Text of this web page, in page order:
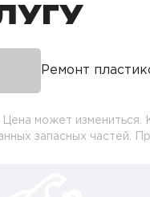
Ремонт
может измениться.
запасных частей.